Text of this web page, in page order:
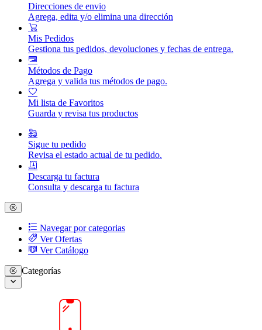
Direcciones de envio
Agrega, edita y/o elimina una dirección
Mis Pedidos
Gestiona tus pedidos, devoluciones y fechas de entrega.
Métodos de Pago
Agrega y valida tus métodos de pago.
Mi lista de Favoritos
Guarda y revisa tus productos
Sigue tu pedido
Revisa el estado actual de tu pedido.
Descarga tu factura
Consulta y descarga tu factura
Navegar por categorias
Ver Ofertas
Ver Catálogo
Categorías